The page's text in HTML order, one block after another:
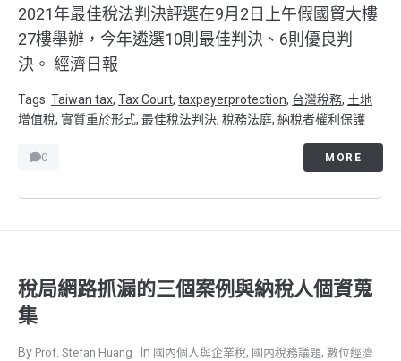
2021年最佳稅法判決評選在9月2日上午假國貿大樓
27樓舉辦，今年遴選10則最佳判決、6則優良判
決。 經濟日報
Tags: Taiwan tax, Tax Court, taxpayerprotection, 台灣稅務, 土地
增值稅, 實質重於形式, 最佳稅法判決, 稅務法庭, 納稅者權利保護
0 MORE
稅局網路抓漏的三個案例與納稅人個資蒐
集
Prof. Stefan Huang 國內個人與企業稅, 國內稅務議題, 數位經濟